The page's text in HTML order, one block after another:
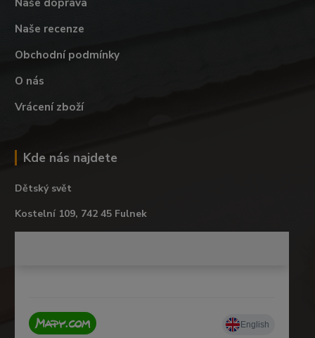
Naše recenze
Obchodní podmínky
O nás
Vrácení zboží
Kde nás najdete
Dětský svět
Kostelní 109, 742 45 Fulnek